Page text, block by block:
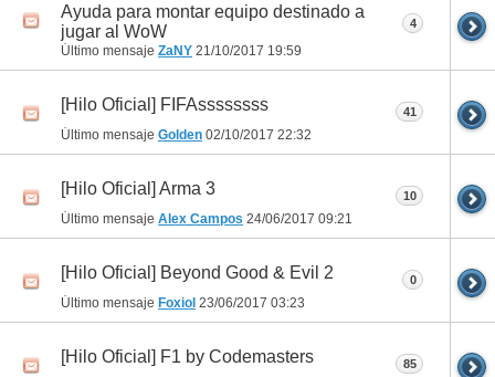
Ayuda para montar equipo destinado a
jugar al WoW
Último mensaje ZaNY 21/10/2017 19:59
4
[Hilo Oficial] FIFAssssssss
Último mensaje Golden 02/10/2017 22:32
41
[Hilo Oficial] Arma 3
Último mensaje Alex Campos 24/06/2017 09:21
10
[Hilo Oficial] Beyond Good & Evil 2
Último mensaje Foxiol 23/06/2017 03:23
0
[Hilo Oficial] F1 by Codemasters 85